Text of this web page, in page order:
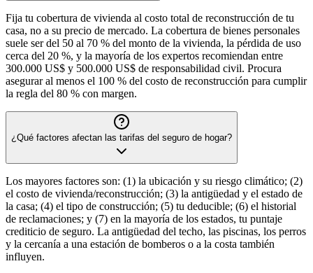
Fija tu cobertura de vivienda al costo total de reconstrucción de tu
casa, no a su precio de mercado. La cobertura de bienes personales
suele ser del 50 al 70 % del monto de la vivienda, la pérdida de uso
cerca del 20 %, y la mayoría de los expertos recomiendan entre
300.000 US$ y 500.000 US$ de responsabilidad civil. Procura
asegurar al menos el 100 % del costo de reconstrucción para cumplir
la regla del 80 % con margen.
¿Qué factores afectan las tarifas del seguro de hogar?
Los mayores factores son: (1) la ubicación y su riesgo climático; (2)
el costo de vivienda/reconstrucción; (3) la antigüedad y el estado de
la casa; (4) el tipo de construcción; (5) tu deducible; (6) el historial
de reclamaciones; y (7) en la mayoría de los estados, tu puntaje
crediticio de seguro. La antigüedad del techo, las piscinas, los perros
y la cercanía a una estación de bomberos o a la costa también
influyen.